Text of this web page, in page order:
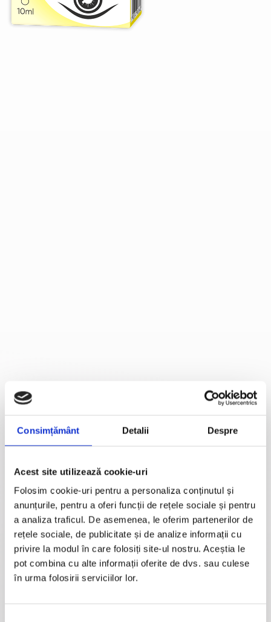
Consimțământ Detalii Despre
Acest site utilizează cookie-uri
Folosim cookie-uri pentru a personaliza conținutul și
anunțurile, pentru a oferi funcții de rețele sociale și pentru
a analiza traficul. De asemenea, le oferim partenerilor de
rețele sociale, de publicitate și de analize informații cu
privire la modul în care folosiți site-ul nostru. Aceștia le
pot combina cu alte informații oferite de dvs. sau culese
în urma folosirii serviciilor lor.